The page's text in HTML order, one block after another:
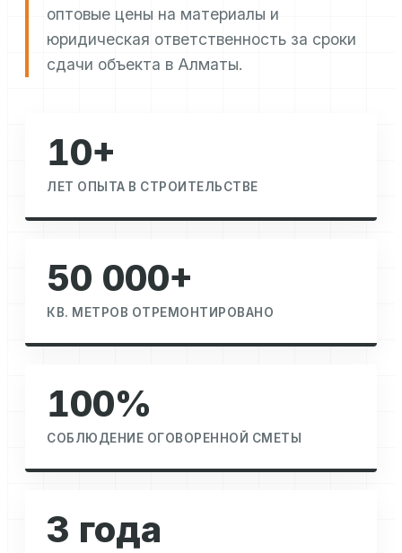
оптовые цены на материалы и
юридическая ответственность за сроки
сдачи объекта в Алматы.
10+
ЛЕТ ОПЫТА В СТРОИТЕЛЬСТВЕ
50 000+
КВ. МЕТРОВ ОТРЕМОНТИРОВАНО
100%
СОБЛЮДЕНИЕ ОГОВОРЕННОЙ СМЕТЫ
3 года